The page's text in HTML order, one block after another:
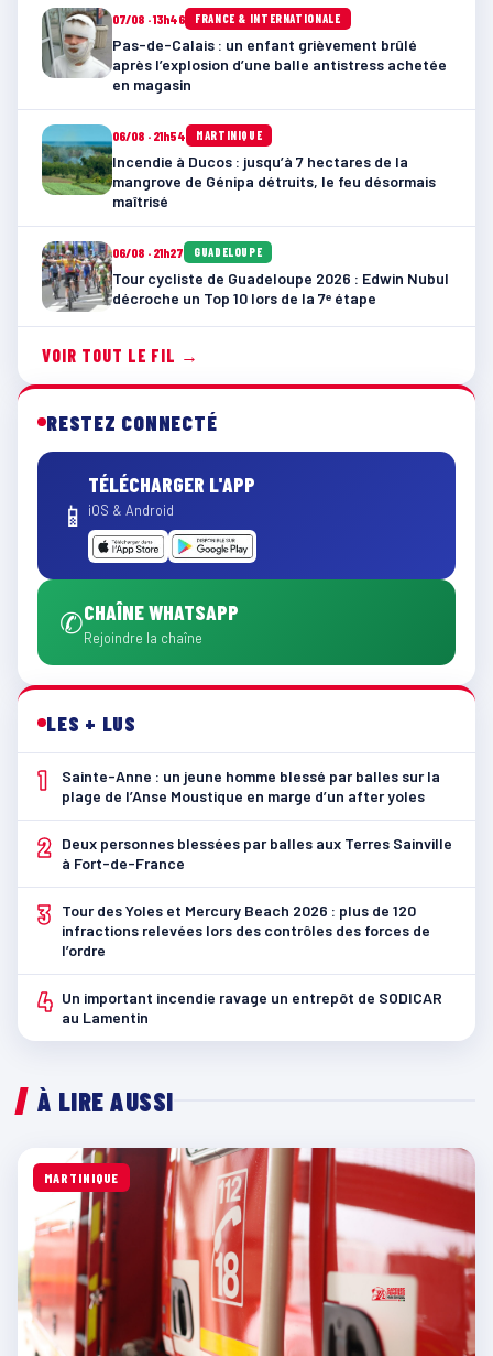
07/08 · 13h46 FRANCE & INTERNATIONALE
Pas-de-Calais : un enfant grièvement brûlé
après l’explosion d’une balle antistress achetée
en magasin
06/08 · 21h54 MARTINIQUE
Incendie à Ducos : jusqu’à 7 hectares de la
mangrove de Génipa détruits, le feu désormais
maîtrisé
06/08 · 21h27 GUADELOUPE
Tour cycliste de Guadeloupe 2026 : Edwin Nubul
décroche un Top 10 lors de la 7ᵉ étape
VOIR TOUT LE FIL →
RESTEZ CONNECTÉ
📱
TÉLÉCHARGER L'APP
iOS & Android
✆CHAÎNE WHATSAPP
Rejoindre la chaîne
LES + LUS
1
Sainte-Anne : un jeune homme blessé par balles sur la
plage de l’Anse Moustique en marge d’un after yoles
2
Deux personnes blessées par balles aux Terres Sainville
à Fort-de-France
3
Tour des Yoles et Mercury Beach 2026 : plus de 120
infractions relevées lors des contrôles des forces de
l’ordre
4 Un important incendie ravage un entrepôt de SODICAR
au Lamentin
À LIRE AUSSI
MARTINIQUE